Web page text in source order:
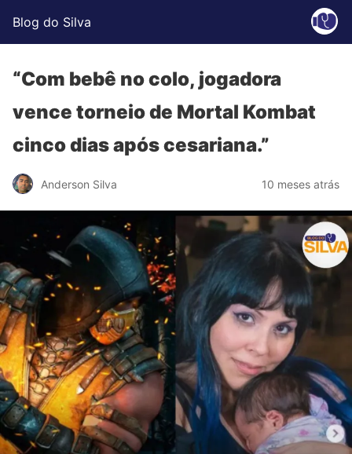
Blog do Silva
“Com bebê no colo, jogadora
vence torneio de Mortal Kombat
cinco dias após cesariana.”
Anderson Silva 10 meses atrás